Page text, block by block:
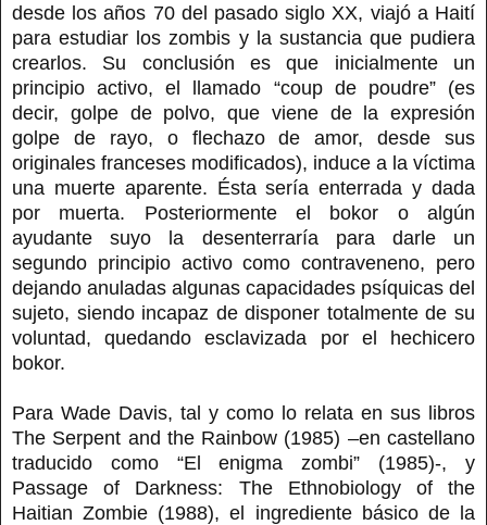
desde los años 70 del pasado siglo XX, viajó a Haití
para estudiar los zombis y la sustancia que pudiera
crearlos. Su conclusión es que inicialmente un
principio activo, el llamado “coup de poudre” (es
decir, golpe de polvo, que viene de la expresión
golpe de rayo, o flechazo de amor, desde sus
originales franceses modificados), induce a la víctima
una muerte aparente. Ésta sería enterrada y dada
por muerta. Posteriormente el bokor o algún
ayudante suyo la desenterraría para darle un
segundo principio activo como contraveneno, pero
dejando anuladas algunas capacidades psíquicas del
sujeto, siendo incapaz de disponer totalmente de su
voluntad, quedando esclavizada por el hechicero
bokor.
Para Wade Davis, tal y como lo relata en sus libros
The Serpent and the Rainbow (1985) –en castellano
traducido como “El enigma zombi” (1985)-, y
Passage of Darkness: The Ethnobiology of the
Haitian Zombie (1988), el ingrediente básico de la